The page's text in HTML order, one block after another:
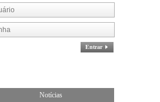
Entrar
Notícias